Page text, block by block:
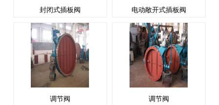
封闭式插板阀 电动敞开式插板阀
调节阀 调节阀